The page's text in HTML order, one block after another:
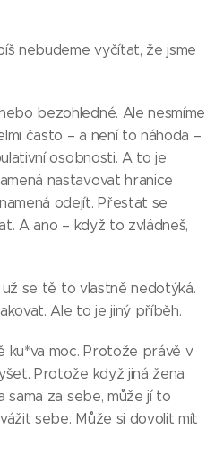
nebudeme vyčítat, že jsme
bezohledné. Ale nesmíme
často – a není to náhoda –
osobnosti. A to je
nastavovat hranice
odejít. Přestat se
A ano – když to zvládneš,
se tě to vlastně nedotýká.
Ale to je jiný příběh.
ku*va moc. Protože právě v
Protože když jiná žena
sama za sebe, může jí to
sebe. Může si dovolit mít